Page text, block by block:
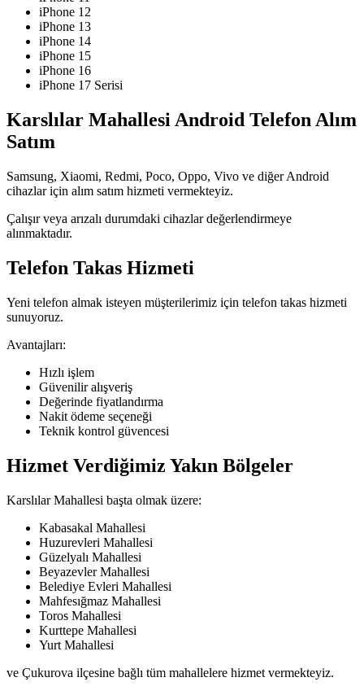
iPhone 12
iPhone 13
iPhone 14
iPhone 15
iPhone 16
iPhone 17 Serisi
Karslılar Mahallesi Android Telefon Alım
Satım
Samsung, Xiaomi, Redmi, Poco, Oppo, Vivo ve diğer Android
cihazlar için alım satım hizmeti vermekteyiz.
Çalışır veya arızalı durumdaki cihazlar değerlendirmeye
alınmaktadır.
Telefon Takas Hizmeti
Yeni telefon almak isteyen müşterilerimiz için telefon takas hizmeti
sunuyoruz.
Avantajları:
Hızlı işlem
Güvenilir alışveriş
Değerinde fiyatlandırma
Nakit ödeme seçeneği
Teknik kontrol güvencesi
Hizmet Verdiğimiz Yakın Bölgeler
Karslılar Mahallesi başta olmak üzere:
Kabasakal Mahallesi
Huzurevleri Mahallesi
Güzelyalı Mahallesi
Beyazevler Mahallesi
Belediye Evleri Mahallesi
Mahfesığmaz Mahallesi
Toros Mahallesi
Kurttepe Mahallesi
Yurt Mahallesi
ve Çukurova ilçesine bağlı tüm mahallelere hizmet vermekteyiz.